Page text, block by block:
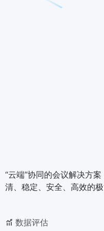
“云端”协同的会议解决方
清、稳定、安全、高效的
数据评估